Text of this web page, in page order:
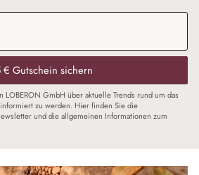
€ Gutschein sichern
LOBERON GmbH über aktuelle Trends rund um das
zu werden. Hier finden Sie die
und die allgemeinen Informationen zum